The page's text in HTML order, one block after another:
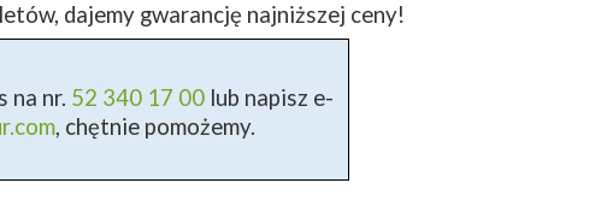
dajemy gwarancję najniższej ceny!
na nr. 52 340 17 00lub napisz e-
, chętnie pomożemy.